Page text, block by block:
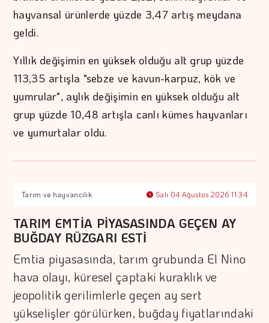
hayvansal ürünlerde yüzde 3,47 artış meydana
geldi.
Yıllık değişimin en yüksek olduğu alt grup yüzde
113,35 artışla "sebze ve kavun-karpuz, kök ve
yumrular", aylık değişimin en yüksek olduğu alt
grup yüzde 10,48 artışla canlı kümes hayvanları
ve yumurtalar oldu.
Tarım ve hayvancılık Salı 04 Ağustos 2026 11:34
TARIM EMTİA PİYASASINDA GEÇEN AY
BUĞDAY RÜZGARI ESTİ
Emtia piyasasında, tarım grubunda El Nino
hava olayı, küresel çaptaki kuraklık ve
jeopolitik gerilimlerle geçen ay sert
yükselişler görülürken, buğday fiyatlarındaki